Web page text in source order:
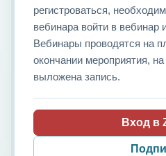
регистроваться,
вебинара войти в вебинар
Вебинары проводятся на
окончании мероприятия,
выложена запись.
Вход в